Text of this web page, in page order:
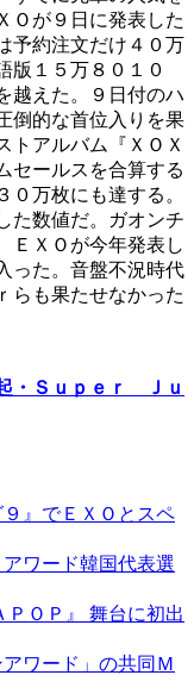
Ｏが９日に発表した
予約注文だけ４０万
版１５万８０１０
越えた。９日付のハ
倒的な首位入りを果
トアルバム『ＸＯＸ
セールスを合算する
０万枚にも達する。
た数値だ。ガオンチ
ＥＸＯが今年発表し
った。音盤不況時代
も果たせなかった
・Ｓｕｐｅｒ Ｊｕ
』でＥＸＯとスペ
ワード韓国代表選
ＰＯＰ』 舞台に初出
ワード」の共同Ｍ